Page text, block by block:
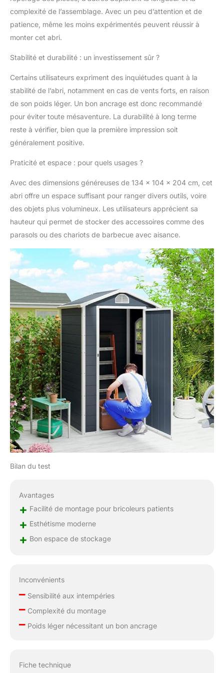
ou de décoloration
GRAND ESPACE DE
RANGEMENT : Surface
vos outils et
équipements de jardin
(pelle, pioche, râteau,
sécateur, tondeuse,
transat, équipement de
piscine, etc.) Les
dimensions compactes
de 134L x 104l x 204H
vos outils de jardinage
et autres équipements
et peu encombrant.
VENTILATION
OPTIMALE : Le cabane
de jardin extérieur est
fenêtre qui permet
d'apporter de la lumière
naturelle à l'intérieur de
la structure. Cela
facilite la recherche
d'objets et offre un
environnement plus
agréable lors de
l'utilisation. De plus, la
grille d'aération assure
une circulation d'air
adéquate, prévenant
ainsi l'humidité et les
odeurs désagréables.
SPÉCIFICATIONS DU
CABANE DE JARDIN :
Dimensions totales :
134L x 104l x 204H cm.
complexité de l’assemblage. Avec un peu d’attention et de
patience, même les moins expérimentés peuvent réussir à
monter cet abri.
Stabilité et durabilité : un investissement sûr ?
Certains utilisateurs expriment des inquiétudes quant à la
stabilité de l’abri, notamment en cas de vents forts, en raison
de son poids léger. Un bon ancrage est donc recommandé
pour éviter toute mésaventure. La durabilité à long terme
reste à vérifier, bien que la première impression soit
généralement positive.
Praticité et espace : pour quels usages ?
Avec des dimensions généreuses de 134 x 104 x 204 cm, cet
abri offre un espace suffisant pour ranger divers outils, voire
des objets plus volumineux. Les utilisateurs apprécient sa
hauteur qui permet de stocker des accessoires comme des
parasols ou des chariots de barbecue avec aisance.
Bilan du test
Avantages
+ Facilité de montage pour bricoleurs patients
+ Esthétisme moderne
+ Bon espace de stockage
Inconvénients
–Sensibilité aux intempéries
–Complexité du montage
–Poids léger nécessitant un bon ancrage
Fiche technique